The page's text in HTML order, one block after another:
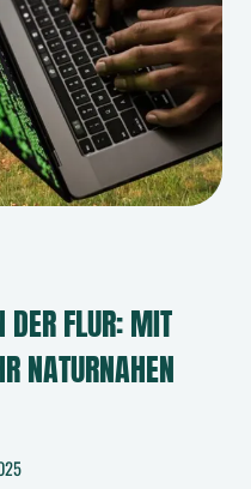
DER FLUR: MIT
NATURNAHEN